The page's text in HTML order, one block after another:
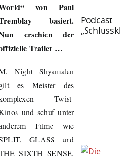
von Paul
basiert.
erschien der
Trailer …
Night Shyamalan
gilt es Meister des
Twist-
und schuf unter
Filme wie
GLASS und
SIXTH SENSE.
Podcast